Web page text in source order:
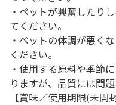
・ペットが興奮したり
てください。
・ペットの体調が悪く
ください。
・使用する原料や季節
りますが、品質には問題
【賞味／使用期限(未開